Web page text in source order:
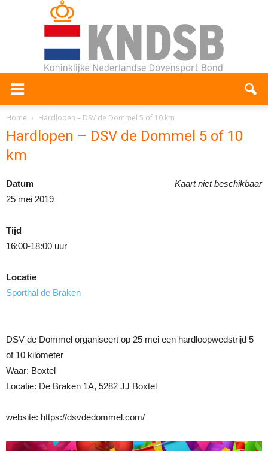
Home Hardlopen – DSV de Dommel 5 of 10 km
Hardlopen – DSV de Dommel 5 of 10
km
Kaart niet beschikbaar
Datum
25 mei 2019
Tijd
16:00-18:00 uur
Locatie
Sporthal de Braken
DSV de Dommel organiseert op 25 mei een hardloopwedstrijd 5
of 10 kilometer
Waar: Boxtel
Locatie: De Braken 1A, 5282 JJ Boxtel
website: https://dsvdedommel.com/